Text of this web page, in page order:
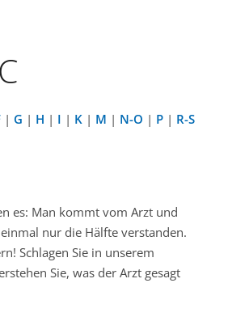
| G | H | I | K | M | N-O | P | R-S
es: Man kommt vom Arzt und
nur die Hälfte verstanden.
Schlagen Sie in unserem
Sie, was der Arzt gesagt